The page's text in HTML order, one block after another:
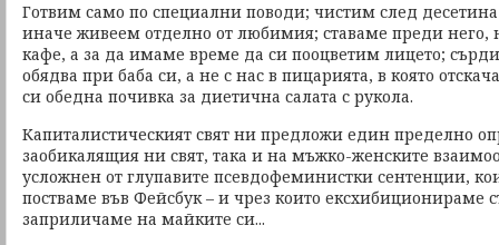
Готвим само по специални поводи; чистим след
иначе живеем отделно от любимия; ставаме преди него,
кафе, а за да имаме време да си пооцветим лицето;
обядва при баба си, а не с нас в пицарията, в която
си обедна почивка за диетична салата с рукола.
Капиталистическият свят ни предложи един пределно
заобикалящия ни свят, така и на мъжко-женските
усложнен от глупавите псевдофеминистки сентенции,
постваме във Фейсбук – и чрез които ексхибиционираме
заприличаме на майките си...